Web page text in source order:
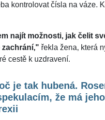
kontrolovat čísla na váze.
najít možnosti, jak čelit
zachrání," řekla žena, která
cestě k uzdravení.
je tak hubená.
že má jeho